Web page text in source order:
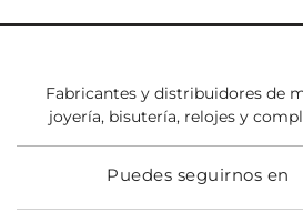
Fabricantes y distribuidores de
joyería, bisutería, relojes y
Puedes seguirnos en